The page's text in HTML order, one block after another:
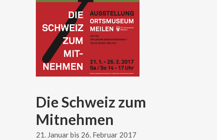
Die Schweiz zum
Mitnehmen
21. Januar bis 26. Februar 2017